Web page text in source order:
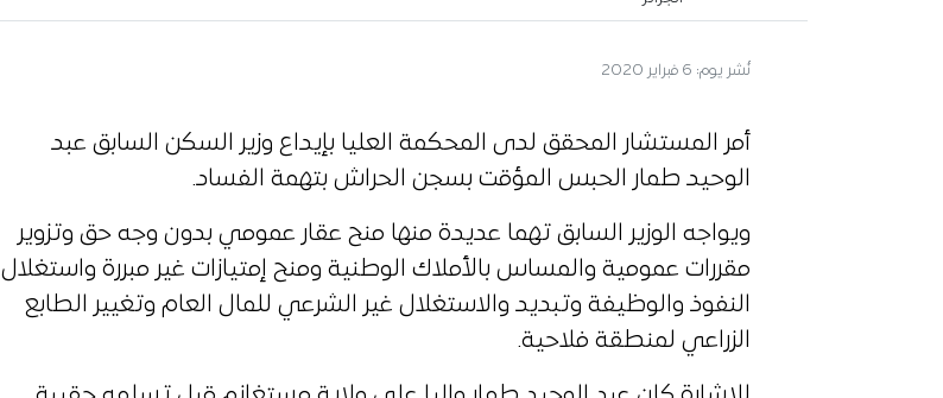
نُشر يوم: 6 فبراير 2020
أمر المستشار المحقق لدى المحكمة العليا بإيداع وزير السكن السابق عبد
الوحيد طمار الحبس المؤقت بسجن الحراش بتهمة الفساد.
ويواجه الوزير السابق تهما عديدة منها منح عقار عمومي بدون وجه حق وتزوير
مقررات عمومية والمساس بالأملاك الوطنية ومنح إمتيازات غير مبررة واستغلال
النفوذ والوظيفة وتبديد والاستغلال غير الشرعي للمال العام وتغيير الطابع
الزراعي لمنطقة فلاحية.